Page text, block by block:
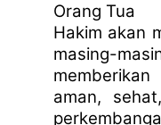
Orang Tua
Hakim akan
masing-
aman,